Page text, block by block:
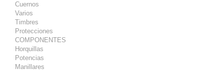
Cuernos
Varios
Timbres
Protecciones
COMPONENTES
Horquillas
Potencias
Manillares